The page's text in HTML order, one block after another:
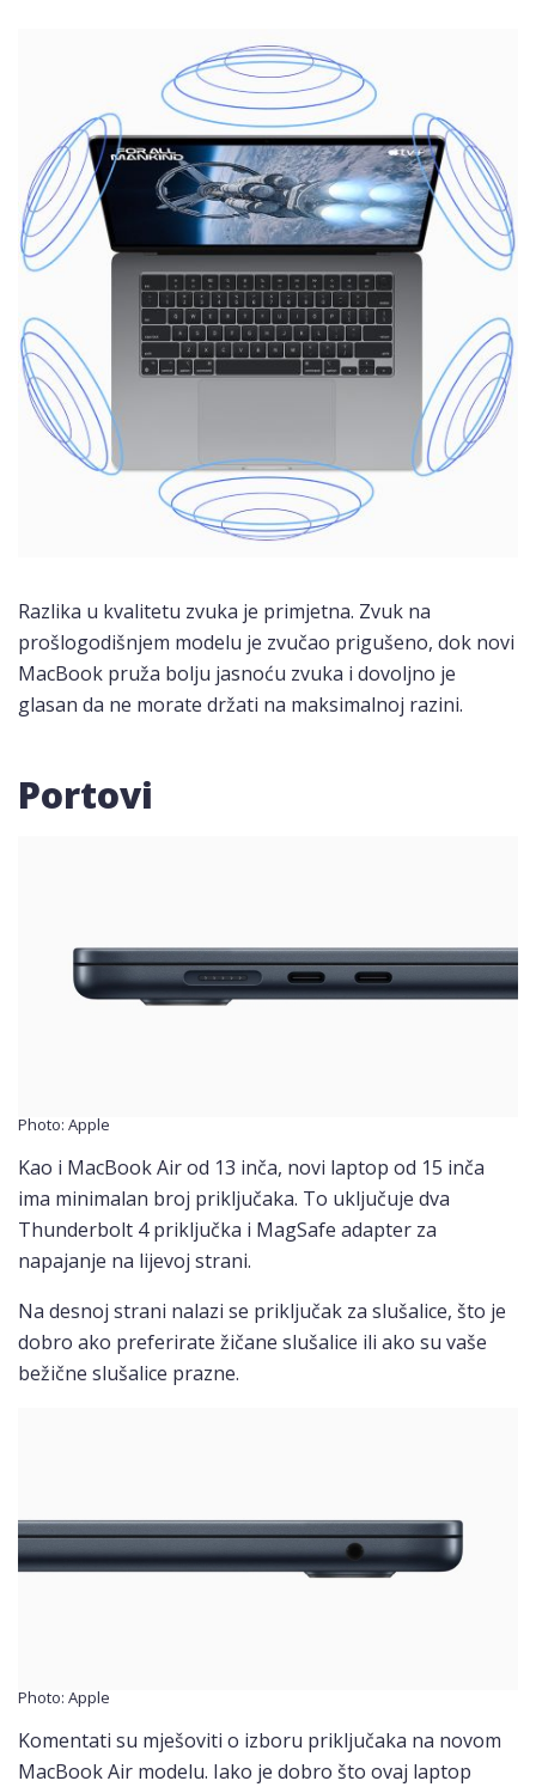
Razlika u kvalitetu zvuka je primjetna. Zvuk na
prošlogodišnjem modelu je zvučao prigušeno, dok novi
MacBook pruža bolju jasnoću zvuka i dovoljno je
glasan da ne morate držati na maksimalnoj razini.
Portovi
Photo: Apple
Kao i MacBook Air od 13 inča, novi laptop od 15 inča
ima minimalan broj priključaka. To uključuje dva
Thunderbolt 4 priključka i MagSafe adapter za
napajanje na lijevoj strani.
Na desnoj strani nalazi se priključak za slušalice, što je
dobro ako preferirate žičane slušalice ili ako su vaše
bežične slušalice prazne.
Photo: Apple
Komentati su mješoviti o izboru priključaka na novom
MacBook Air modelu. Iako je dobro što ovaj laptop